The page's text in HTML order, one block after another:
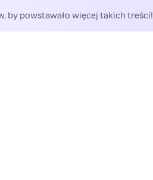
by powstawało więcej takich treści!